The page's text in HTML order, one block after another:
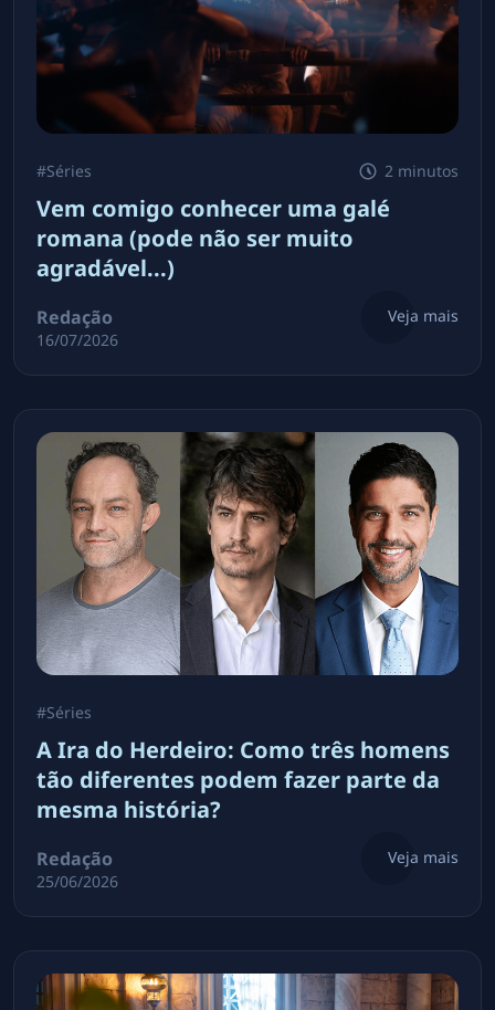
#Séries 2 minutos
Vem comigo conhecer uma galé
romana (pode não ser muito
agradável...)
Redação
16/07/2026
Veja mais
#Séries
A Ira do Herdeiro: Como três homens
tão diferentes podem fazer parte da
mesma história?
Redação
25/06/2026
Veja mais